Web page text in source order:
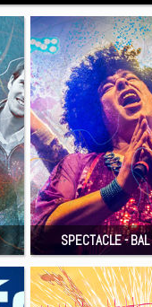
SPECTACLE -